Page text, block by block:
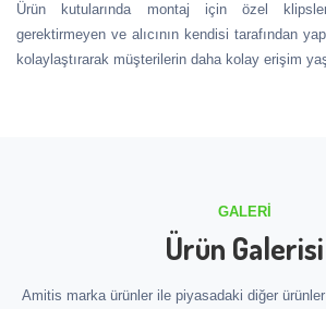
Ürün kutularında montaj için özel
gerektirmeyen ve alıcının kendisi tarafından
kolaylaştırarak müşterilerin daha kolay erişim
GALERI
Ürün Galerisi
Amitis marka ürünler ile piyasadaki diğer